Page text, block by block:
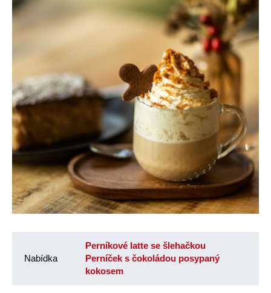
Nabídka
Perníkové latte se šlehačkou
Perníček s čokoládou posypaný
kokosem